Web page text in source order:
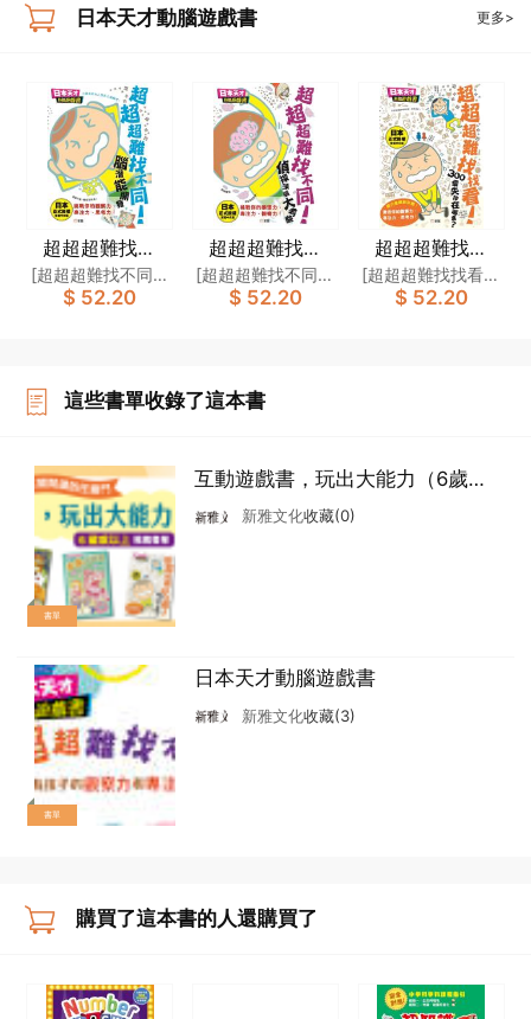
《超超超容易迷宮？腦力大對決》
不平凡的你，想挑戰不平凡的迷宮？
本冊的44個迷宮經過特別設計，加入了解謎推理元素，不是簡簡單單就能破解
啊！這些迷宮究竟是難是易？由你自己判斷吧！
經典的迷宮遊戲被注入全新玩法！請你的爸爸媽媽、兄弟姊妹及親戚朋友一起
來，接受我們似易非易、似難非難的大挑戰吧！
滿街都是「超難遊戲書」，大家要用超強觀察力辨認清楚以下由日本正式授權
的作品，才是真材實料啊！
日本天才動腦遊戲書 更多>
超超超難找不
同！腦潛能開發
[日本天才動腦遊
[超超超難找不同！
腦潛能開發]製作委
$ 52.20
超超超難找不
同！偵探頭腦大
考驗[日本天才動
[超超超難找不同！
偵探頭腦大考驗]製
$ 52.20
超超超難找找
看！300個失物
在哪裏？[日本天
[超超超難找找看！
300個失物在哪
$ 52.20
這些書單收錄了這本書
書單
互動遊戲書，玩出大能力（6歲或
以上）新雅文化收藏(0)
書單
日本天才動腦遊戲書
新雅文化收藏(3)
購買了這本書的人還購買了